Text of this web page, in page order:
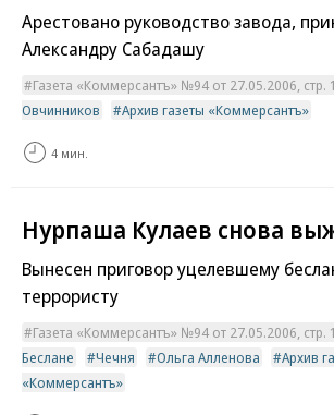
Арестовано руководство завода,
Александру Сабадашу
Газета «Коммерсантъ» №94 от 27.05.2006, стр. 1
Овчинников
Архив газеты «Коммерсантъ»
4 мин.
Нурпаша Кулаев снова
Вынесен приговор уцелевшему
террористу
Газета «Коммерсантъ» №94 от 27.05.2006, стр. 1
Беслане
Чечня Ольга Алленова
Архив
«Коммерсантъ»